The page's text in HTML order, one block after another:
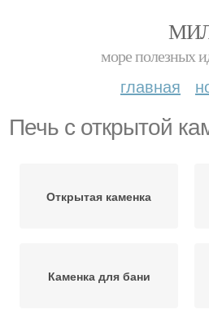
море полезных
главная
Печь с открытой
Открытая каменка
Каменка для бани